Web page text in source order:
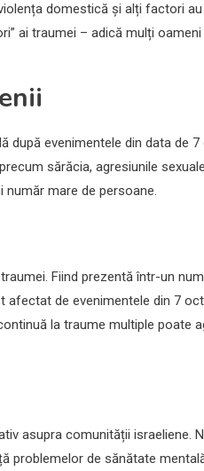
domestică și alți factori
ai traumei – adică mulți
după evenimentele din data de
sărăcia, agresiunile
mare de persoane.
Fiind prezentă într-un
de evenimentele din 7
la traume multiple poate
asupra comunității israeliene.
problemelor de sănătate